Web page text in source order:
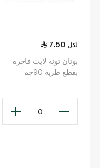
7.50 لكل
بوتان تونة لايت فاخرة
بقطع طرية 90جم
0